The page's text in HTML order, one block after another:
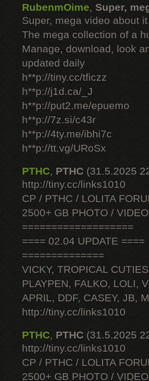
RubenmOime, Super,
Super, mega video about
The mega collection of a
Manage, download, look
updated daily
h**p://tiny.cc/tficzz
h**p://j1d.ca/_J
h**p://put2.me/epuemo
h**p://7z.si/c43r
h**p://4ty.me/ibhi7c
h**p://tt.vg/URoSx
PTHC, PTHC (31.5.2025
http://tiny.cc/links1010
CP / PTHC / LOLITA
2500+ GB PHOTO /
===================
==== 02.04 UPDATE ====
==============
VICKY, TROPICAL
PLAYPEN, FALKO, LOLI,
APRIL, DDF, CASEY, JB,
http://tiny.cc/links1010
PTHC, PTHC (31.5.2025
http://tiny.cc/links1010
CP / PTHC / LOLITA
2500+ GB PHOTO /